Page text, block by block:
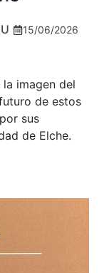
15/06/2026
imagen del
de estos
sus
de Elche.